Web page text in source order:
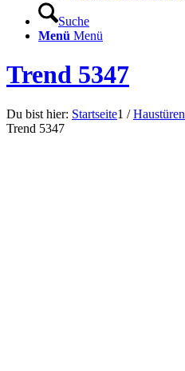
Suche
Menü Menü
Trend 5347
Du bist hier: Startseite1 / Haustüren
Trend 5347